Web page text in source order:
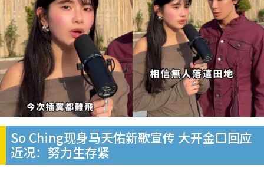
So Ching现身马天佑新歌宣传 大开金口回应
近况：努力生存紧